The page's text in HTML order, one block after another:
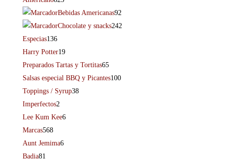
Bebidas Americanas92
Chocolate y snacks242
Especias136
Harry Potter19
Preparados Tartas y Tortitas65
Salsas especial BBQ y Picantes100
Toppings / Syrup38
Imperfectos2
Lee Kum Kee6
Marcas568
Aunt Jemima6
Badia81